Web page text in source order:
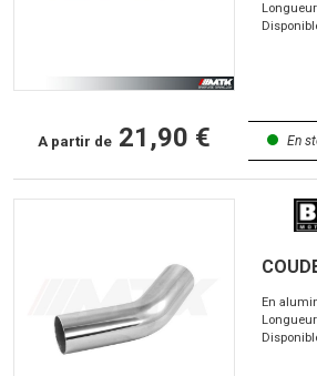
A partir de 21,90 € En
En